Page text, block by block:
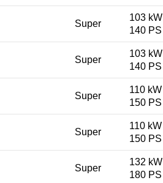
Super
103 kW
140 PS
Super
103 kW
140 PS
Super
110 kW
150 PS
Super
110 kW
150 PS
Super
132 kW
180 PS